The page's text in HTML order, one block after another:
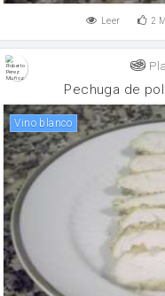
Leer 2
Pechuga de
vino blanco